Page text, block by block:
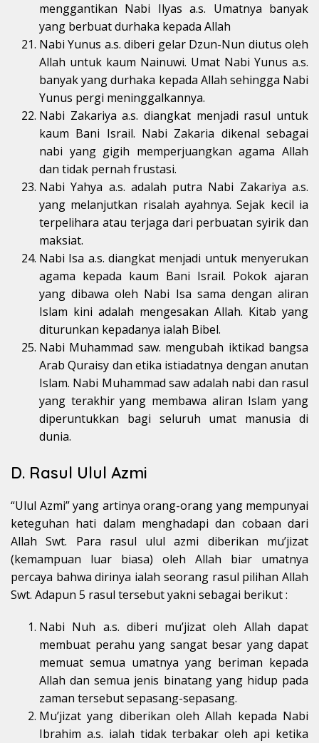
menggantikan Nabi Ilyas a.s. Umatnya banyak
yang berbuat durhaka kepada Allah
Nabi Yunus a.s. diberi gelar Dzun-Nun diutus oleh
Allah untuk kaum Nainuwi. Umat Nabi Yunus a.s.
banyak yang durhaka kepada Allah sehingga Nabi
Yunus pergi meninggalkannya.
Nabi Zakariya a.s. diangkat menjadi rasul untuk
kaum Bani Israil. Nabi Zakaria dikenal sebagai
nabi yang gigih memperjuangkan agama Allah
dan tidak pernah frustasi.
Nabi Yahya a.s. adalah putra Nabi Zakariya a.s.
yang melanjutkan risalah ayahnya. Sejak kecil ia
terpelihara atau terjaga dari perbuatan syirik dan
maksiat.
Nabi Isa a.s. diangkat menjadi untuk menyerukan
agama kepada kaum Bani Israil. Pokok ajaran
yang dibawa oleh Nabi Isa sama dengan aliran
Islam kini adalah mengesakan Allah. Kitab yang
diturunkan kepadanya ialah Bibel.
Nabi Muhammad saw. mengubah iktikad bangsa
Arab Quraisy dan etika istiadatnya dengan anutan
Islam. Nabi Muhammad saw adalah nabi dan rasul
yang terakhir yang membawa aliran Islam yang
diperuntukkan bagi seluruh umat manusia di
dunia.
D. Rasul Ulul Azmi
“Ulul Azmi” yang artinya orang-orang yang mempunyai
keteguhan hati dalam menghadapi dan cobaan dari
Allah Swt. Para rasul ulul azmi diberikan mu’jizat
(kemampuan luar biasa) oleh Allah biar umatnya
percaya bahwa dirinya ialah seorang rasul pilihan Allah
Swt. Adapun 5 rasul tersebut yakni sebagai berikut :
Nabi Nuh a.s. diberi mu’jizat oleh Allah dapat
membuat perahu yang sangat besar yang dapat
memuat semua umatnya yang beriman kepada
Allah dan semua jenis binatang yang hidup pada
zaman tersebut sepasang-sepasang.
Mu’jizat yang diberikan oleh Allah kepada Nabi
Ibrahim a.s. ialah tidak terbakar oleh api ketika